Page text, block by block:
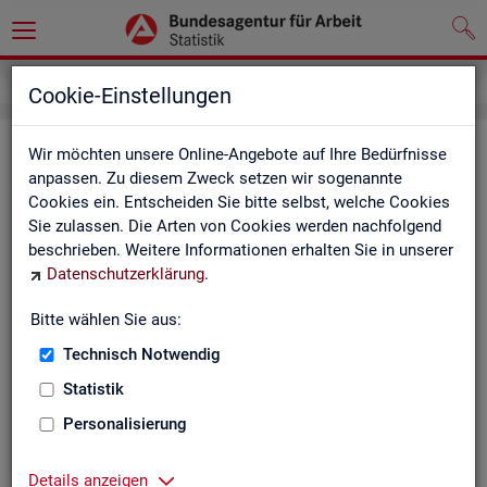
Cookie-Einstellungen
Wir möchten unsere Online-Angebote auf Ihre Bedürfnisse
anpassen. Zu diesem Zweck setzen wir sogenannte
Cookies ein. Entscheiden Sie bitte selbst, welche Cookies
Sie zulassen. Die Arten von Cookies werden nachfolgend
beschrieben. Weitere Informationen erhalten Sie in unserer
Datenschutzerklärung.
Bitte wählen Sie aus:
Technisch Notwendig
Statistik
Personalisierung
Details anzeigen
Im­pres­sum der Sta­tis­tik der Bun­
des­agen­tur für Ar­beit (BA)
In­for­ma­tio­nen über den Her­aus­ge­ber
Im­pres­sum der Bun­des­agen­tur für Ar­beit
Nut­zungs- und Be­zugs­be­din­gun­gen
Co­py­right und Mar­ken­schutz
Die In­hal­te des In­ter­net­auf­tritts der BA sowie die Pro­duk­te
der Sta­tis­tik der BA ste­hen im geis­ti­gen Ei­gen­tum der BA und